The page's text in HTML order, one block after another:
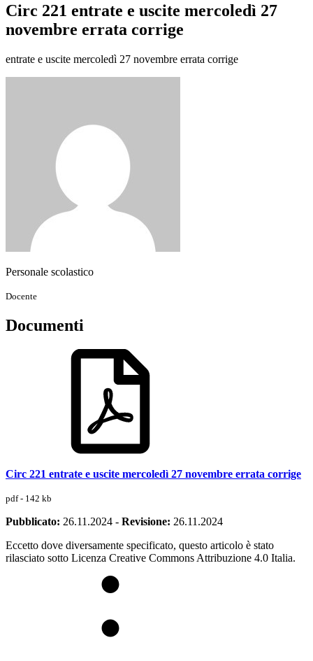
Circ 221 entrate e uscite mercoledì 27
novembre errata corrige
entrate e uscite mercoledì 27 novembre errata corrige
Personale scolastico
Docente
Documenti
Circ 221 entrate e uscite mercoledì 27 novembre errata corrige
pdf - 142 kb
Pubblicato: 26.11.2024 - Revisione: 26.11.2024
Eccetto dove diversamente specificato, questo articolo è stato
rilasciato sotto Licenza Creative Commons Attribuzione 4.0 Italia.